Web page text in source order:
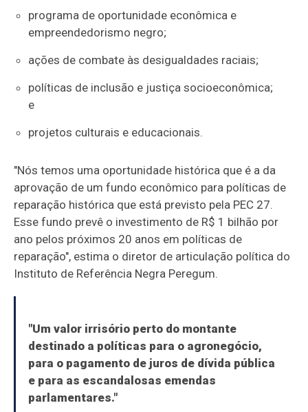
programa de oportunidade econômica e
empreendedorismo negro;
ações de combate às desigualdades raciais;
políticas de inclusão e justiça socioeconômica;
e
projetos culturais e educacionais.
"Nós temos uma oportunidade histórica que é a da
aprovação de um fundo econômico para políticas de
reparação histórica que está previsto pela PEC 27.
Esse fundo prevê o investimento de R$ 1 bilhão por
ano pelos próximos 20 anos em políticas de
reparação", estima o diretor de articulação política do
Instituto de Referência Negra Peregum.
"Um valor irrisório perto do montante
destinado a políticas para o agronegócio,
para o pagamento de juros de dívida pública
e para as escandalosas emendas
parlamentares."